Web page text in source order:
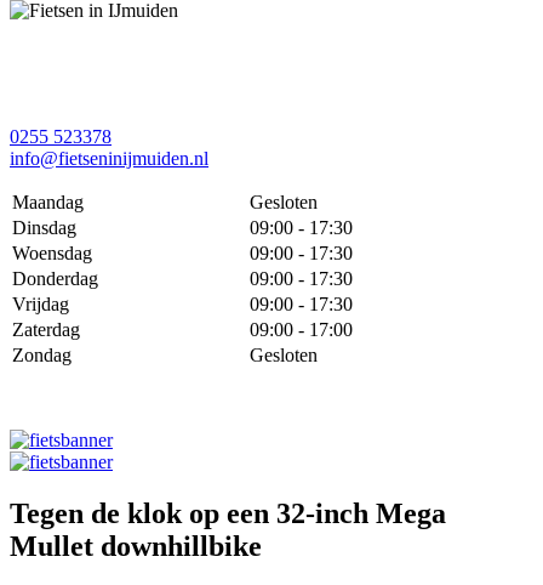
0255 523378
info@fietseninijmuiden.nl
Maandag
Gesloten
Dinsdag
09:00 - 17:30
Woensdag
09:00 - 17:30
Donderdag
09:00 - 17:30
Vrijdag
09:00 - 17:30
Zaterdag
09:00 - 17:00
Zondag
Gesloten
Tegen de klok op een 32-inch Mega
Mullet downhillbike